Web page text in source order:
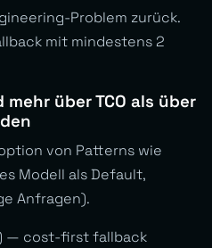
Problem zurück.
mit mindestens 2
über TCO als über
von Patterns wie
Modell als Default,
Anfragen).
— cost-first fallback